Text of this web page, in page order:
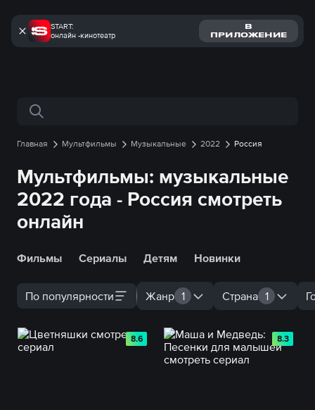
START:
онлайн -кинотеатр
В
ПРИЛОЖЕНИЕ
Поиск по сайту
Главная Мультфильмы Музыкальные 2022 Россия
Мультфильмы: музыкальные
2022 года - Россия смотреть
онлайн
Фильмы Сериалы Детям Новинки
По популярности Жанр 1 Страна 1
8.6 8.3